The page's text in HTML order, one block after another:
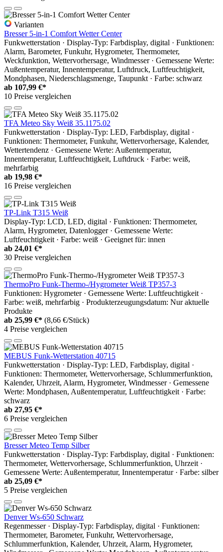
Varianten
Bresser 5-in-1 Comfort Wetter Center
Funkwetterstation · Display-Typ: Farbdisplay, digital · Funktionen:
Alarm, Barometer, Funkuhr, Hygrometer, Thermometer,
Weckfunktion, Wettervorhersage, Windmesser · Gemessene Werte:
Außentemperatur, Innentemperatur, Luftdruck, Luftfeuchtigkeit,
Mondphasen, Niederschlagsmenge, Taupunkt · Farbe: schwarz
ab 107,99 €*
10 Preise vergleichen
TFA Meteo Sky Weiß 35.1175.02
Funkwetterstation · Display-Typ: LED, Farbdisplay, digital ·
Funktionen: Thermometer, Funkuhr, Wettervorhersage, Kalender,
Wettertendenz · Gemessene Werte: Außentemperatur,
Innentemperatur, Luftfeuchtigkeit, Luftdruck · Farbe: weiß,
mehrfarbig
ab 19,98 €*
16 Preise vergleichen
TP-Link T315 Weiß
Display-Typ: LCD, LED, digital · Funktionen: Thermometer,
Alarm, Hygrometer, Datenlogger · Gemessene Werte:
Luftfeuchtigkeit · Farbe: weiß · Geeignet für: innen
ab 24,01 €*
30 Preise vergleichen
ThermoPro Funk-Thermo-/Hygrometer Weiß TP357-3
Funktionen: Hygrometer · Gemessene Werte: Luftfeuchtigkeit ·
Farbe: weiß, mehrfarbig · Produkterzeugungsdatum: Nur aktuelle
Produkte
ab 25,99 €* (8,66 €/Stück)
4 Preise vergleichen
MEBUS Funk-Wetterstation 40715
Funkwetterstation · Display-Typ: LED, Farbdisplay, digital ·
Funktionen: Thermometer, Wettervorhersage, Schlummerfunktion,
Kalender, Uhrzeit, Alarm, Hygrometer, Windmesser · Gemessene
Werte: Mondphasen, Außentemperatur, Luftfeuchtigkeit · Farbe:
schwarz
ab 27,95 €*
6 Preise vergleichen
Bresser Meteo Temp Silber
Funkwetterstation · Display-Typ: Farbdisplay, digital · Funktionen:
Thermometer, Wettervorhersage, Schlummerfunktion, Uhrzeit ·
Gemessene Werte: Außentemperatur, Innentemperatur · Farbe: silber
ab 25,09 €*
5 Preise vergleichen
Denver Ws-650 Schwarz
Regenmesser · Display-Typ: Farbdisplay, digital · Funktionen:
Thermometer, Barometer, Funkuhr, Wettervorhersage,
Schlummerfunktion, Kalender, Uhrzeit, Alarm, Hygrometer,